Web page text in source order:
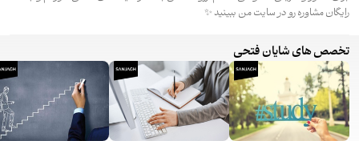
رایگان مشاوره رو در سایت من ببینید ✨
تخصص های شایان فتحی